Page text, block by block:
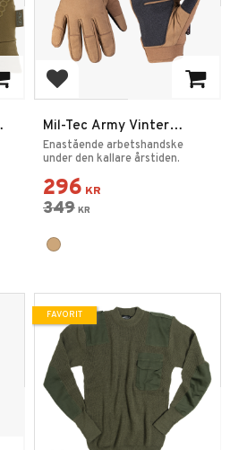
Lägg till i favoriter
Mil-Tec Army Vinter
Handskar
Enastående arbetshandske
under den kallare årstiden.
296 KR
349 KR
FAVORIT